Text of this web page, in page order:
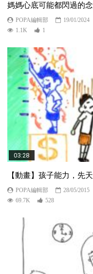
媽媽心底可能都閃過的
POPA編輯部
19/01/2024
1.1K
1
03:28
【動畫】孩子能力，先
POPA編輯部
28/05/2015
69.7K
528